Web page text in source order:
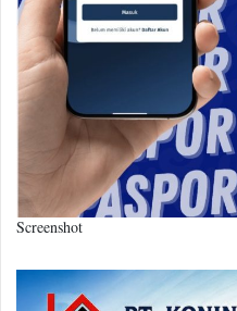
Screenshot